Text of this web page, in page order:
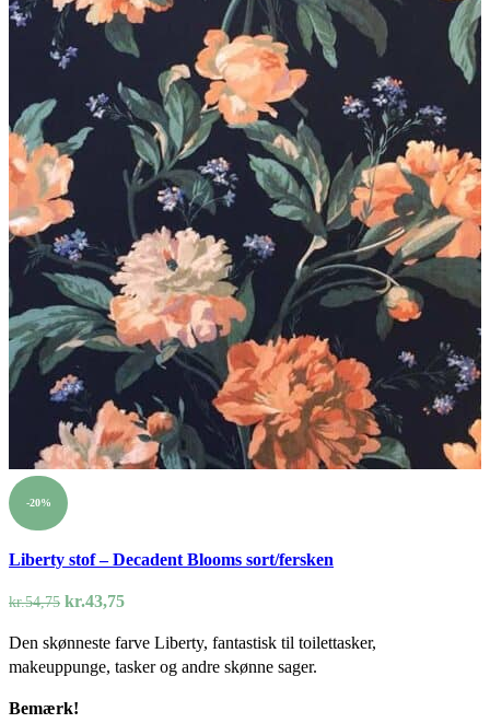
-20%
Liberty stof – Decadent Blooms sort/fersken
kr.54,75 Den
pris
var:
kr.43,75Den
pris
er:
Den skønneste farve Liberty, fantastisk til toilettasker,
makeuppunge, tasker og andre skønne sager.
Bemærk!